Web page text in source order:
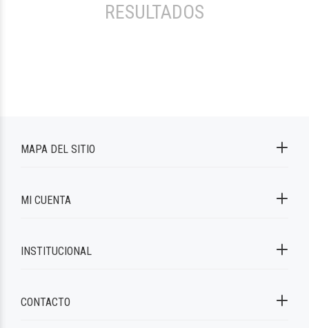
RESULTADOS
MAPA DEL SITIO
MI CUENTA
INSTITUCIONAL
CONTACTO